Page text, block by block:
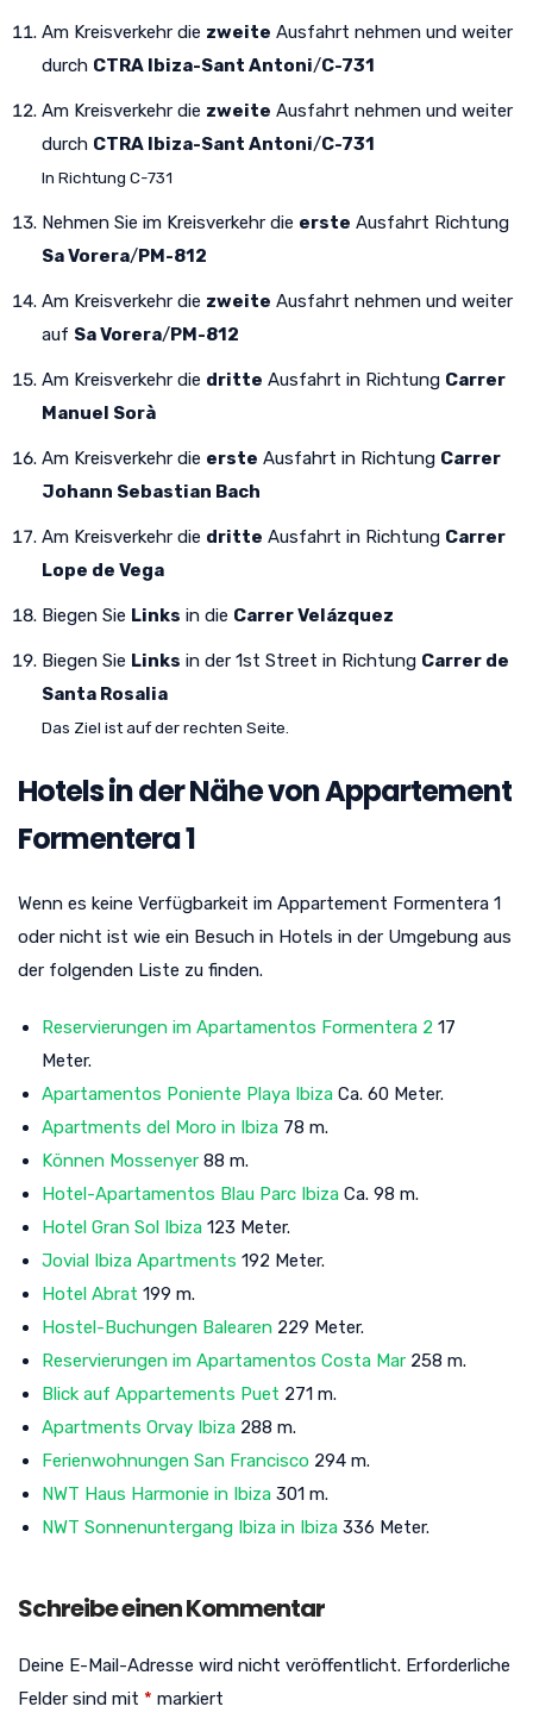
Am Kreisverkehr die zweite Ausfahrt nehmen und weiter
durch CTRA Ibiza-Sant Antoni/C-731
Am Kreisverkehr die zweite Ausfahrt nehmen und weiter
durch CTRA Ibiza-Sant Antoni/C-731
In Richtung C-731
Nehmen Sie im Kreisverkehr die erste Ausfahrt Richtung
Sa Vorera/PM-812
Am Kreisverkehr die zweite Ausfahrt nehmen und weiter
auf Sa Vorera/PM-812
Am Kreisverkehr die dritte Ausfahrt in Richtung Carrer
Manuel Sorà
Am Kreisverkehr die erste Ausfahrt in Richtung Carrer
Johann Sebastian Bach
Am Kreisverkehr die dritte Ausfahrt in Richtung Carrer
Lope de Vega
Biegen Sie Links in die Carrer Velázquez
Biegen Sie Links in der 1st Street in Richtung Carrer de
Santa Rosalia
Das Ziel ist auf der rechten Seite.
Hotels in der Nähe von Appartement
Formentera 1
Wenn es keine Verfügbarkeit im Appartement Formentera 1
oder nicht ist wie ein Besuch in Hotels in der Umgebung aus
der folgenden Liste zu finden.
Reservierungen im Apartamentos Formentera 2 17
Meter.
Apartamentos Poniente Playa Ibiza Ca. 60 Meter.
Apartments del Moro in Ibiza 78 m.
Können Mossenyer 88 m.
Hotel-Apartamentos Blau Parc Ibiza Ca. 98 m.
Hotel Gran Sol Ibiza 123 Meter.
Jovial Ibiza Apartments 192 Meter.
Hotel Abrat 199 m.
Hostel-Buchungen Balearen 229 Meter.
Reservierungen im Apartamentos Costa Mar 258 m.
Blick auf Appartements Puet 271 m.
Apartments Orvay Ibiza 288 m.
Ferienwohnungen San Francisco 294 m.
NWT Haus Harmonie in Ibiza 301 m.
NWT Sonnenuntergang Ibiza in Ibiza 336 Meter.
Schreibe einen Kommentar
Deine E-Mail-Adresse wird nicht veröffentlicht. Erforderliche
Felder sind mit * markiert